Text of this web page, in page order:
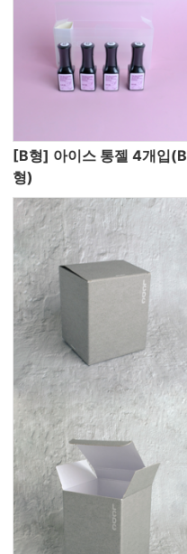
[B형] 아이스 통젤 4개입(B
형)